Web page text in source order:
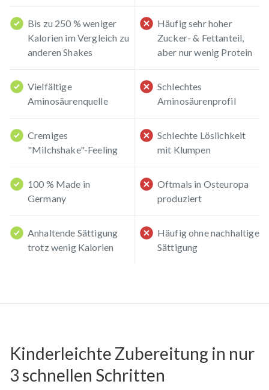
Bis zu 250 % weniger
Kalorien im Vergleich zu
anderen Shakes
Häufig sehr hoher
Zucker- & Fettanteil,
aber nur wenig Protein
Vielfältige
Aminosäurenquelle
Schlechtes
Aminosäurenprofil
Cremiges
"Milchshake"-Feeling
Schlechte Löslichkeit
mit Klumpen
100 % Made in
Germany
Oftmals in Osteuropa
produziert
Anhaltende Sättigung
trotz wenig Kalorien
Häufig ohne nachhaltige
Sättigung
Kinderleichte Zubereitung in nur
3 schnellen Schritten